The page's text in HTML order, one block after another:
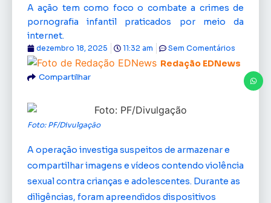
A ação tem como foco o combate a crimes de
pornografia infantil praticados por meio da
internet.
Redação EDNews
dezembro 18, 2025 11:32 am Sem Comentários
Compartilhar
Foto: PF/Divulgação
A operação investiga suspeitos de armazenar e
compartilhar imagens e vídeos contendo violência
sexual contra crianças e adolescentes. Durante as
diligências, foram apreendidos dispositivos